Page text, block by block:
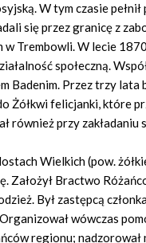
W tym czasie pełnił
się przez granicę z
Trembowli. W lecie
społeczną.
Badenim. Przez trzy lata
Żółkwi felicjanki, które
również przy
Wielkich (pow.
Założył Bractwo
Był zastępcą
wówczas
regionu;